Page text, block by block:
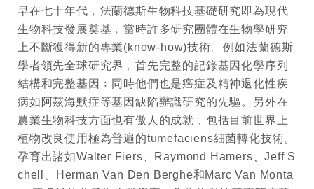
早在七十年代﹐法蘭德斯生物科技基礎研究即為現代
生物科技發展奠基﹐當時許多研究團體在生物學研究
上不斷獲得新的專業(know-how)技術。例如法蘭德斯
學者領先全球研究界﹐首先完整的記錄基因化學序列
結構和完整基因﹔同時他們也是癌症及精神退化性疾
病如阿茲海默症等基因缺陷辦識研究的先驅。另外在
農業生物科技方面也有傲人的成就﹐包括目前世界上
植物改良使用極為普遍的tumefaciens細菌轉化技術。
孕育出諸如Walter Fiers Raymond Hamers 、Jeff S
chell
Herman Van Den Berghe和Marc Van Monta